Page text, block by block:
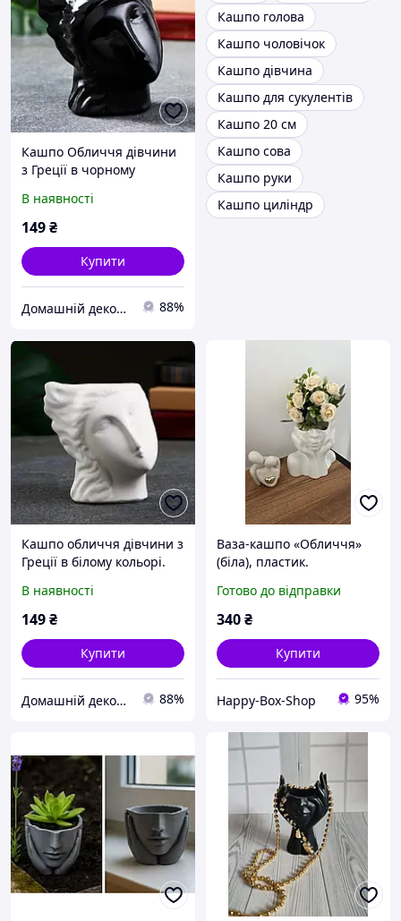
Кашпо Обличчя дівчини
з Греції в чорному
В наявності
149₴
Купити
Домашній декор | Кашпо з бетону, свічки 88%
Кашпо голова
Кашпо чоловічок
Кашпо дівчина
Кашпо для сукулентів
Кашпо 20 см
Кашпо сова
Кашпо руки
Кашпо циліндр
Кашпо обличчя дівчини з
Греції в білому кольорі.
В наявності
149₴
Купити
Домашній декор | Кашпо з бетону, свічки 88%
Ваза-кашпо «Обличчя»
(біла), пластик.
Готово до відправки
340₴
Купити
Happy-Box-Shop 95%